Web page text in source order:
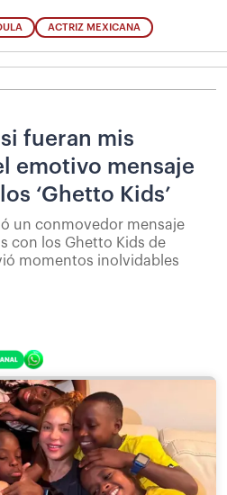
ACTRIZ MEXICANA
fueran mis
emotivo mensaje
‘Ghetto Kids’
un conmovedor mensaje
con los Ghetto Kids de
momentos inolvidables